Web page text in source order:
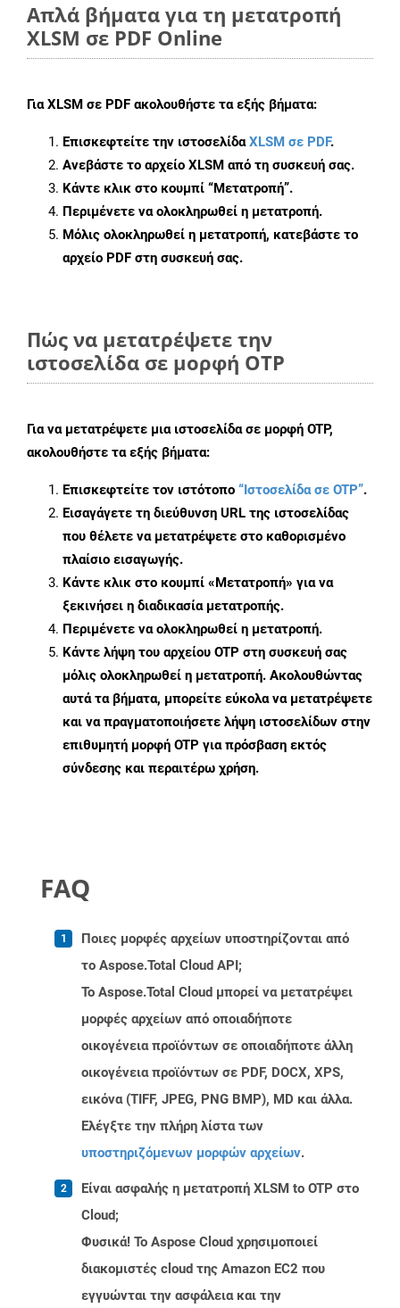
Απλά βήματα για τη μετατροπή
XLSM σε PDF Online
ΓιαXLSM σε PDF ακολουθήστε τα εξής βήματα:
Επισκεφτείτε την ιστοσελίδαXLSM σε PDF.
Ανεβάστε το αρχείο XLSM από τη συσκευή σας.
Κάντε κλικ στο κουμπί “Μετατροπή”.
Περιμένετε να ολοκληρωθεί η μετατροπή.
Μόλις ολοκληρωθεί η μετατροπή, κατεβάστε το
αρχείο PDF στη συσκευή σας.
Πώς να μετατρέψετε την
ιστοσελίδα σε μορφή OTP
Για να μετατρέψετε μια ιστοσελίδα σε μορφή OTP,
ακολουθήστε τα εξής βήματα:
Επισκεφτείτε τον ιστότοπο “Ιστοσελίδα σε OTP”.
Εισαγάγετε τη διεύθυνση URL της ιστοσελίδας
που θέλετε να μετατρέψετε στο καθορισμένο
πλαίσιο εισαγωγής.
Κάντε κλικ στο κουμπί «Μετατροπή» για να
ξεκινήσει η διαδικασία μετατροπής.
Περιμένετε να ολοκληρωθεί η μετατροπή.
Κάντε λήψη του αρχείου OTP στη συσκευή σας
μόλις ολοκληρωθεί η μετατροπή. Ακολουθώντας
αυτά τα βήματα, μπορείτε εύκολα να μετατρέψετε
και να πραγματοποιήσετε λήψη ιστοσελίδων στην
επιθυμητή μορφή OTP για πρόσβαση εκτός
σύνδεσης και περαιτέρω χρήση.
FAQ
Ποιες μορφές αρχείων υποστηρίζονται από
το Aspose.Total Cloud API;
Το Aspose.Total Cloud μπορεί να μετατρέψει
μορφές αρχείων από οποιαδήποτε
οικογένεια προϊόντων σε οποιαδήποτε άλλη
οικογένεια προϊόντων σε PDF, DOCX, XPS,
εικόνα (TIFF, JPEG, PNG BMP), MD και άλλα.
Ελέγξτε την πλήρη λίστα των
υποστηριζόμενων μορφών αρχείων.
Είναι ασφαλής η μετατροπή XLSM to OTP στο
Cloud;
Φυσικά! Το Aspose Cloud χρησιμοποιεί
διακομιστές cloud της Amazon EC2 που
εγγυώνται την ασφάλεια και την